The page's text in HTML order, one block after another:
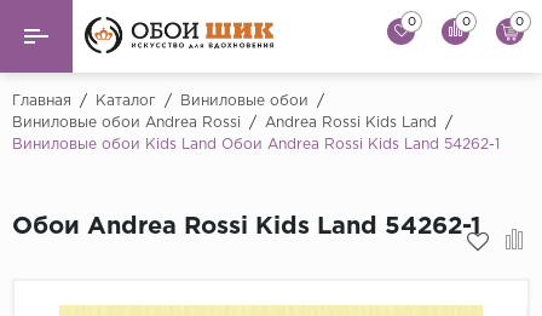
Назад
Виниловые обои ...
Andrea Rossi
0 0 0
Главная / Каталог / Виниловые обои
/
Виниловые обои Andrea Rossi
/ Andrea Rossi Kids Land
/
Виниловые обои Kids Land Обои Andrea Rossi Kids Land 54262-1
Обои Andrea Rossi Kids Land 54262-1